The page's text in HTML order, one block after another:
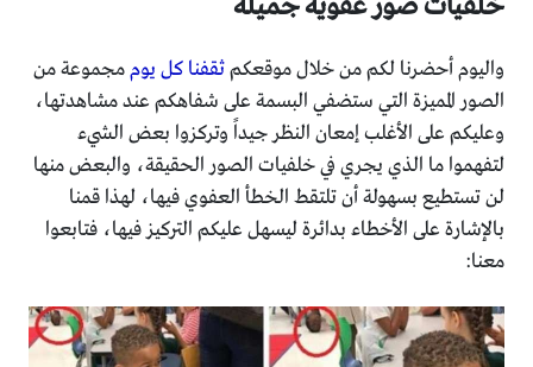
واليوم أحضرنا لكم من خلال موقعكمثقفنا كل يوممجموعة من
الصور المميزة التي ستضفي البسمة على شفاهكم عند مشاهدتها،
وعليكم على الأغلب إمعان النظر جيداً وتركزوا بعض الشيء
لتفهموا ما الذي يجري في خلفيات الصور الحقيقة، والبعض منها
لن تستطيع بسهولة أن تلتقط الخطأ العفوي فيها، لهذا قمنا
بالإشارة على الأخطاء بدائرة ليسهل عليكم التركيز فيها، فتابعوا
معنا: